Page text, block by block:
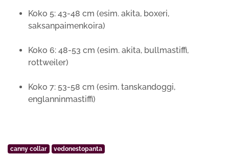
Koko 5: 43-48 cm (esim. akita, boxeri,
saksanpaimenkoira)
Koko 6: 48-53 cm (esim. akita, bullmastiffi,
rottweiler)
Koko 7: 53-58 cm (esim. tanskandoggi,
englanninmastiffi)
canny collar vedonestopanta